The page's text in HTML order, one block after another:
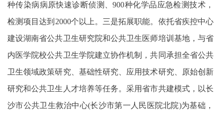
种传染病病原快速诊断侦测、900种化学品应急检测技术，
检测项目达到2000个以上。三是拓展职能。依托省疾控中心
建设湖南省公共卫生研究院和公共卫生医师培训基地，与省
内医学院校公共卫生学院建立协作机制，共同承担全省公共
卫生领域政策研究、基础性研究、应用技术研究、原始创新
研究和公共卫生人才培养等任务。采用省市共建模式，以长
沙市公共卫生救治中心(长沙市第一人民医院北院)为基础，